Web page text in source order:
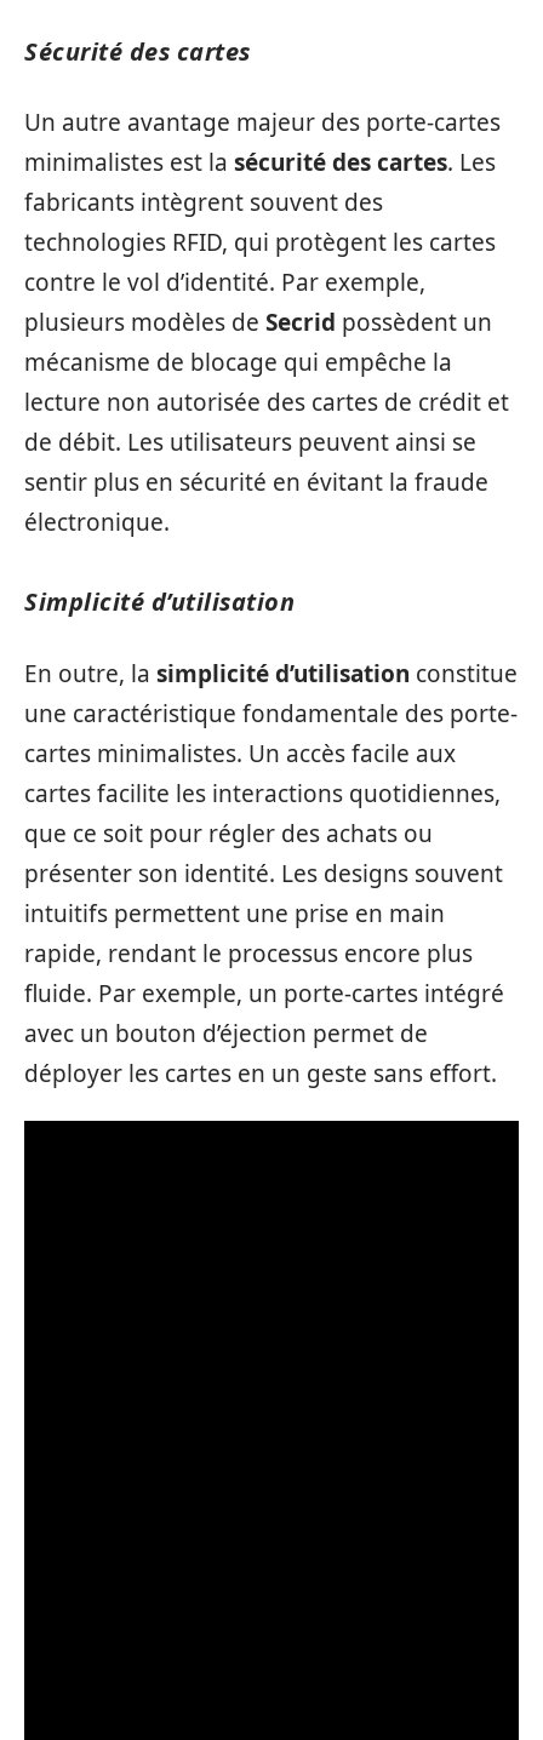
Sécurité des cartes
Un autre avantage majeur des porte-cartes
minimalistes est la sécurité des cartes. Les
fabricants intègrent souvent des
technologies RFID, qui protègent les cartes
contre le vol d’identité. Par exemple,
plusieurs modèles de Secrid possèdent un
mécanisme de blocage qui empêche la
lecture non autorisée des cartes de crédit et
de débit. Les utilisateurs peuvent ainsi se
sentir plus en sécurité en évitant la fraude
électronique.
Simplicité d’utilisation
En outre, la simplicité d’utilisation constitue
une caractéristique fondamentale des porte-
cartes minimalistes. Un accès facile aux
cartes facilite les interactions quotidiennes,
que ce soit pour régler des achats ou
présenter son identité. Les designs souvent
intuitifs permettent une prise en main
rapide, rendant le processus encore plus
fluide. Par exemple, un porte-cartes intégré
avec un bouton d’éjection permet de
déployer les cartes en un geste sans effort.